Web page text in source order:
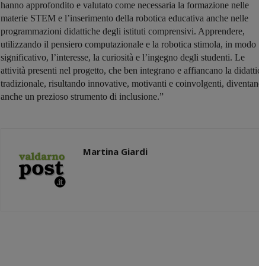
hanno approfondito e valutato come necessaria la formazione nelle
materie STEM e l’inserimento della robotica educativa anche nelle
programmazioni didattiche degli istituti comprensivi. Apprendere,
utilizzando il pensiero computazionale e la robotica stimola, in modo
significativo, l’interesse, la curiosità e l’ingegno degli studenti. Le
attività presenti nel progetto, che ben integrano e affiancano la
tradizionale, risultando innovative, motivanti e coinvolgenti,
anche un prezioso strumento di inclusione.”
Martina Giardi